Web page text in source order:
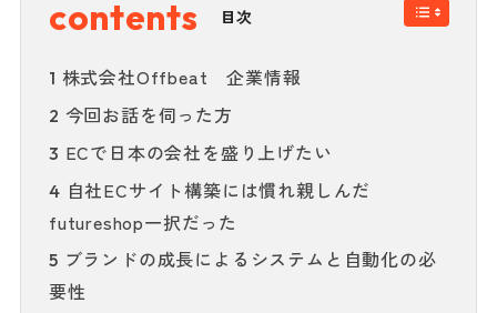
目次
1 株式会社Offbeat 企業情報
2 今回お話を伺った方
3 ECで日本の会社を盛り上げたい
4 自社ECサイト構築には慣れ親しんだ
futureshop一択だった
5 ブランドの成長によるシステムと自動化の必
要性